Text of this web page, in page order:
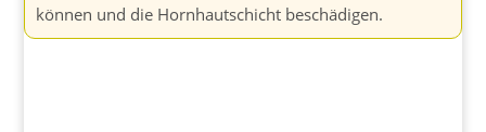
können und die Hornhautschicht beschädigen.